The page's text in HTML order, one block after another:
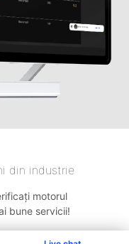
din industrie
motorul
bune servicii!